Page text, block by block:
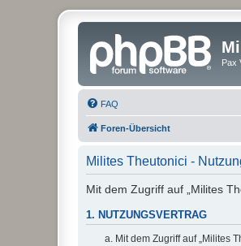
Pax
FAQ
Foren-Übersicht
Milites Theutonici -
Mit dem Zugriff auf „Milites
1. NUTZUNGSVERTRAG
Mit dem Zugriff auf „Milites